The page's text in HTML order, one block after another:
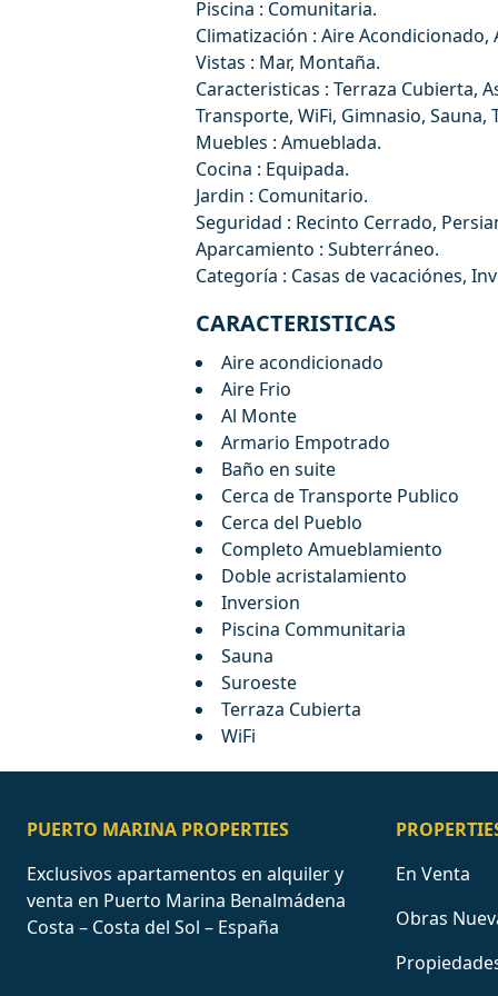
Piscina : Comunitaria.
Climatización : Aire Acondicionado,
Vistas : Mar, Montaña.
Caracteristicas : Terraza Cubierta,
Transporte, ‌WiFi, ‌Gimnasio,
Muebles : ‌Amueblada.
Cocina ‌: ‌Equipada.
Jardin : Comunitario.
Seguridad ‌: ‌Recinto ‌Cerrado,
Aparcamiento : ‌Subterráneo.
Categoría ‌: ‌Casas ‌de ‌vacaciónes,
CARACTERISTICAS
Aire acondicionado
Aire Frio
Al Monte
Armario Empotrado
Baño en suite
Cerca de Transporte Publico
Cerca del Pueblo
Completo Amueblamiento
Doble acristalamiento
Inversion
Piscina Communitaria
Sauna
Suroeste
Terraza Cubierta
WiFi
PUERTO MARINA PROPERTIES
Exclusivos apartamentos en alquiler y
venta en Puerto Marina Benalmádena
Costa – Costa del Sol – España
En Venta
Obras